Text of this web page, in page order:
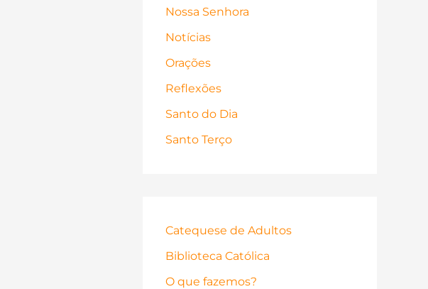
Nossa Senhora
Notícias
Orações
Reflexões
Santo do Dia
Santo Terço
Catequese de Adultos
Biblioteca Católica
O que fazemos?